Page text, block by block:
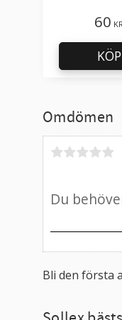
Omdömen
Bli den första
60
KÖP